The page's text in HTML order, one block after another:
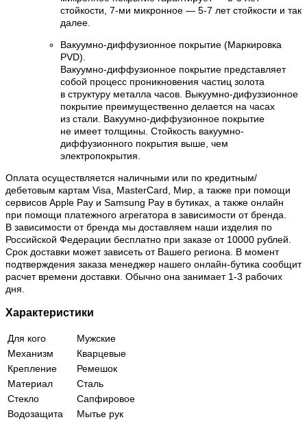
стойкости, 7-ми микронное — 5-7 лет стойкости и так
далее.
Вакуумно-диффузионное покрытие (Маркировка
PVD).
Вакуумно-диффузионное покрытие представляет
собой процесс проникновения частиц золота
в структуру металла часов. Выкуумно-дифуззионное
покрытие преимущественно делается на часах
из стали. Вакуумно-диффузионное покрытие
не имеет толщины. Стойкость вакуумно-
диффузионного покрытия выше, чем
электропокрытия.
Оплата осуществляется наличными или по кредитным/
дебетовым картам Visa, MasterCard, Мир, а также при помощи
сервисов Apple Pay и Samsung Pay в бутиках, а также онлайн
при помощи платежного агрегатора в зависимости от бренда.
В зависимости от бренда мы доставляем наши изделия по
Российской Федерации бесплатно при заказе от 10000 рублей.
Срок доставки может зависеть от Вашего региона. В момент
подтверждения заказа менеджер нашего онлайн-бутика сообщит
расчет времени доставки. Обычно она занимает 1-3 рабочих
дня.
Характеристики
Для кого
Мужские
Механизм
Кварцевые
Крепление
Ремешок
Материал
Сталь
Стекло
Сапфировое
Водозащита
Мытье рук